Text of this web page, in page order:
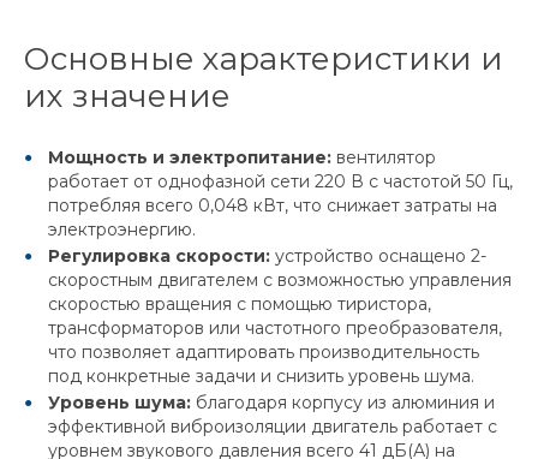
Основные характеристики и
их значение
Мощность и электропитание: вентилятор
работает от однофазной сети 220 В с частотой 50 Гц,
потребляя всего 0,048 кВт, что снижает затраты на
электроэнергию.
Регулировка скорости: устройство оснащено 2-
скоростным двигателем с возможностью управления
скоростью вращения с помощью тиристора,
трансформаторов или частотного преобразователя,
что позволяет адаптировать производительность
под конкретные задачи и снизить уровень шума.
Уровень шума: благодаря корпусу из алюминия и
эффективной виброизоляции двигатель работает с
уровнем звукового давления всего 41 дБ(А) на